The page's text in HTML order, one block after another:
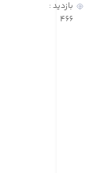
بازدید :
466